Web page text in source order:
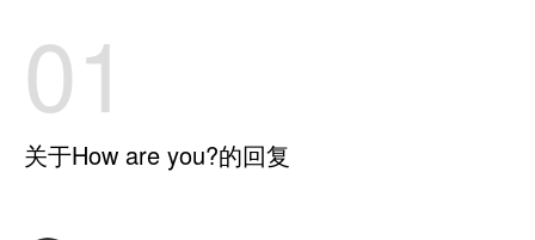
01
关于How are you?的回复